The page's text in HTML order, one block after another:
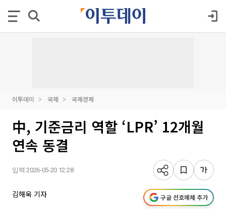
이투데이 국제 국제경제
中, 기준금리 역할 ‘LPR’ 12개월
연속 동결
입력 2026-05-20 12:28
김해욱 기자 구글 선호매체 추가